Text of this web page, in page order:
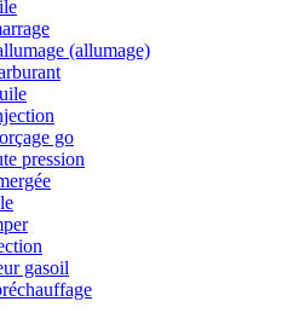
(allumage)
go
pression
gasoil